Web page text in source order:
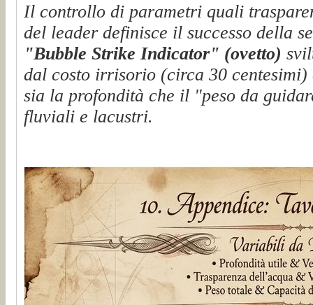
Il controllo di parametri quali
del leader definisce il successo della
"Bubble Strike Indicator" (ovetto)
dal costo irrisorio (circa 30
sia la profondità che il "peso da
fluviali e lacustri.